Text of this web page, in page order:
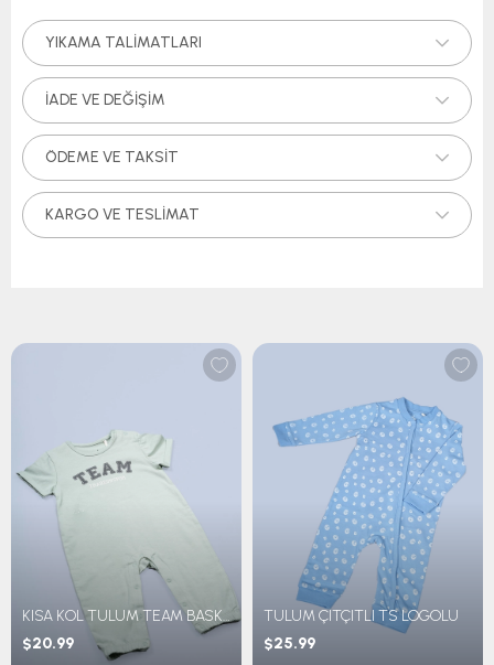
YIKAMA TALIMATLARI
İADE VE DEĞIŞIM
ÖDEME VE TAKSIT
KARGO VE TESLIMAT
KISA KOL TULUM TEAM BASKILI
$20.99
TULUM ÇITÇITLI TS LOGOLU
$25.99